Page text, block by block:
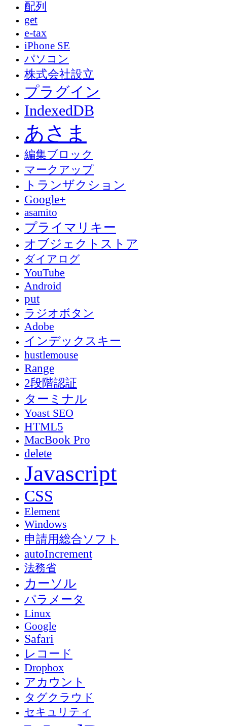
配列
get
e-tax
iPhone SE
パソコン
株式会社設立
プラグイン
IndexedDB
あさま
編集ブロック
マークアップ
トランザクション
Google+
asamito
プライマリキー
オブジェクトストア
ダイアログ
YouTube
Android
put
ラジオボタン
Adobe
インデックスキー
hustlemouse
Range
2段階認証
ターミナル
Yoast SEO
HTML5
MacBook Pro
delete
Javascript
CSS
Element
Windows
申請用総合ソフト
autoIncrement
法務省
カーソル
パラメータ
Linux
Google
Safari
レコード
Dropbox
アカウント
タグクラウド
セキュリティ